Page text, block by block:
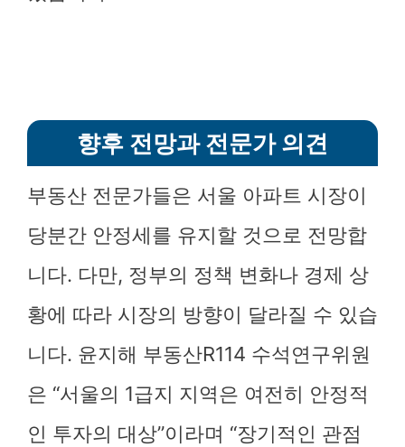
향후 전망과 전문가 의견
부동산 전문가들은 서울 아파트 시장이
당분간 안정세를 유지할 것으로 전망합
니다. 다만, 정부의 정책 변화나 경제 상
황에 따라 시장의 방향이 달라질 수 있습
니다. 윤지해 부동산R114 수석연구위원
은 “서울의 1급지 지역은 여전히 안정적
인 투자의 대상”이라며 “장기적인 관점